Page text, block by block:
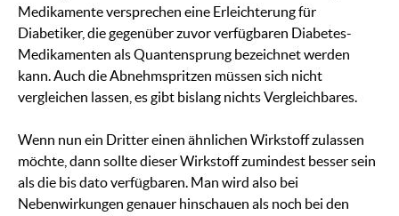
Medikamente versprechen eine Erleichterung für
Diabetiker, die gegenüber zuvor verfügbaren Diabetes-
Medikamenten als Quantensprung bezeichnet werden
kann. Auch die Abnehmspritzen müssen sich nicht
vergleichen lassen, es gibt bislang nichts Vergleichbares.
Wenn nun ein Dritter einen ähnlichen Wirkstoff zulassen
möchte, dann sollte dieser Wirkstoff zumindest besser sein
als die bis dato verfügbaren. Man wird also bei
Nebenwirkungen genauer hinschauen als noch bei den